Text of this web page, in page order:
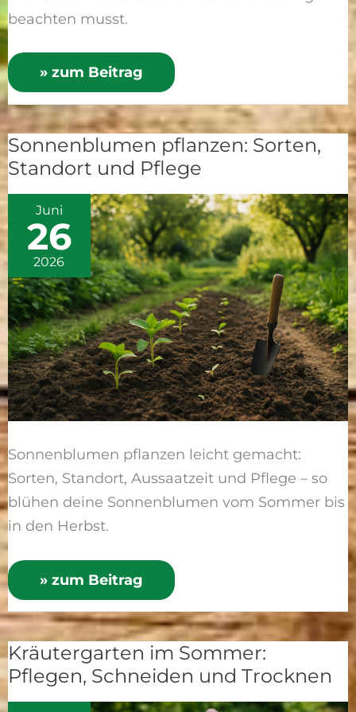
beachten musst.
» zum Beitrag
Sonnenblumen pflanzen: Sorten,
Standort und Pflege
Juni
26
2026
Sonnenblumen pflanzen leicht gemacht:
Sorten, Standort, Aussaatzeit und Pflege – so
blühen deine Sonnenblumen vom Sommer bis
in den Herbst.
Sonnenblumen
pflanzen:
Sorten,
Standort
und
Pflege
» zum Beitrag
Kräutergarten im Sommer:
Pflegen, Schneiden und Trocknen
Kräutergarten
im
Sommer: